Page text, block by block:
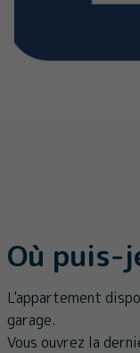
Où puis-
L'appartement
garage.
Vous ouvrez la